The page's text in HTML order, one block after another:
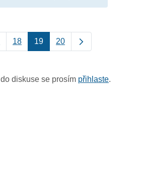
18 19 20
diskuse se prosím přihlaste.